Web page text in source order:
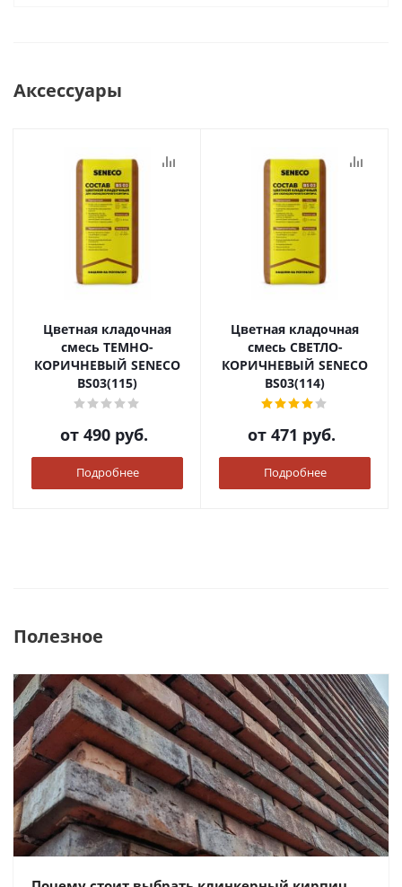
Аксессуары
Цветная кладочная
смесь ТЕМНО-
КОРИЧНЕВЫЙ SENECO
BS03(115)
от 490 руб.
Подробнее
Цветная кладочная
смесь СВЕТЛО-
КОРИЧНЕВЫЙ SENECO
BS03(114)
от 471 руб.
Подробнее
Полезное